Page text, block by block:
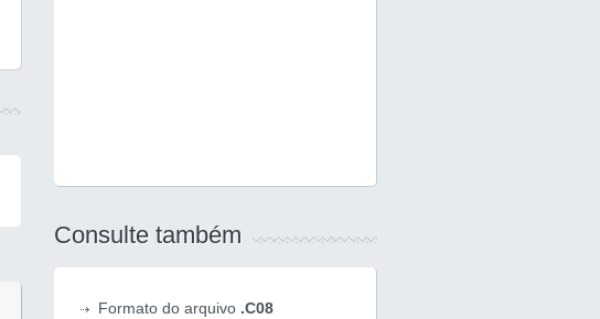
Consulte também
Formato do arquivo .C08